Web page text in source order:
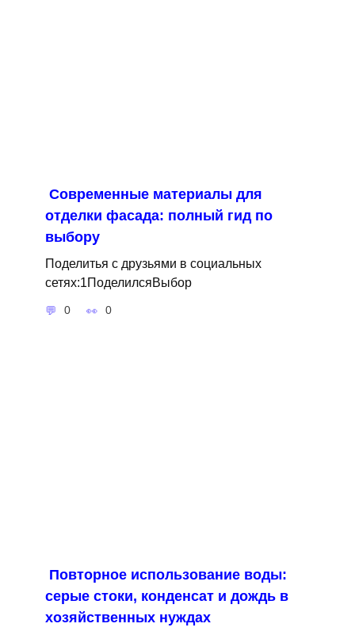
Современные материалы для
отделки фасада: полный гид по
выбору
Поделитья с друзьями в социальных
сетях:1ПоделилсяВыбор
0 0
Повторное использование воды:
серые стоки, конденсат и дождь в
хозяйственных нуждах